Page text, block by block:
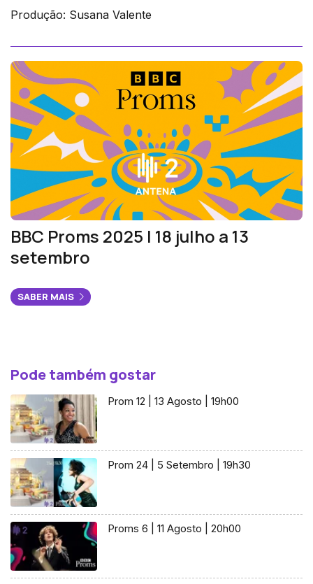
Produção: Susana Valente
BBC Proms 2025 | 18 julho a 13
setembro
SABER MAIS
Pode também gostar
Prom 12 | 13 Agosto | 19h00
Prom 24 | 5 Setembro | 19h30
Proms 6 | 11 Agosto | 20h00